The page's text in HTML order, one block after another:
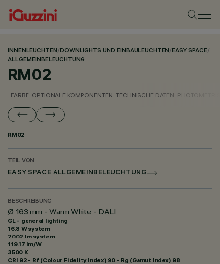
INNENLEUCHTEN/DOWNLIGHTS UND EINBAULEUCHTEN/EASY SPACE/
ALLGEMEINBELEUCHTUNG
RM02
FARBE OPTIONALE KOMPONENTEN TECHNISCHE DATEN
RM02
TEIL VON
EASY SPACE ALLGEMEINBELEUCHTUNG
BESCHREIBUNG
Ø 163 mm - Warm White - DALI
GL - general lighting
16.8 W system
2002 lm system
119.17 lm/W
3500 K
CRI 92 - Rf (Colour Fidelity Index) 90 - Rg (Gamut Index) 98